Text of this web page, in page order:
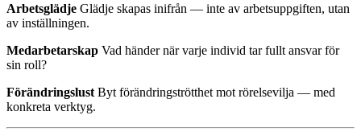
Arbetsglädje Glädje skapas inifrån — inte av arbetsuppgiften, utan
av inställningen.
Medarbetarskap Vad händer när varje individ tar fullt ansvar för
sin roll?
Förändringslust Byt förändringströtthet mot rörelsevilja — med
konkreta verktyg.